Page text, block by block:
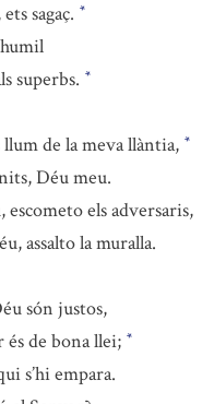
sagaç. *
superbs. *
de la meva llàntia, *
Déu meu.
els adversaris,
assalto la muralla.
són justos,
és de bona llei; *
s’hi empara.